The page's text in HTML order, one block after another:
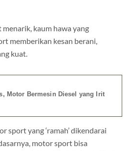
menarik, kaum hawa yang
memberikan kesan berani,
kuat.
Motor Bermesin Diesel yang Irit
sport yang ‘ramah’ dikendarai
motor sport bisa